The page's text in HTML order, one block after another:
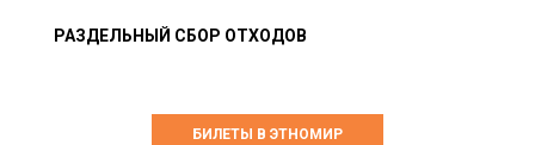
РАЗДЕЛЬНЫЙ СБОР ОТХОДОВ
БИЛЕТЫ В ЭТНОМИР